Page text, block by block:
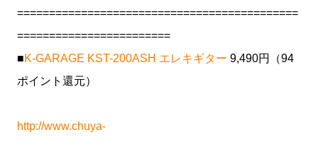
============================================
========================
■K-GARAGE KST-200ASH エレキギター 9,490円（94
ポイント還元）
http://www.chuya-